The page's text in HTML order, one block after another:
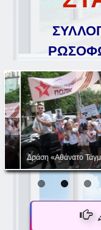
Δράση «Αθάνατο Τάγμα»